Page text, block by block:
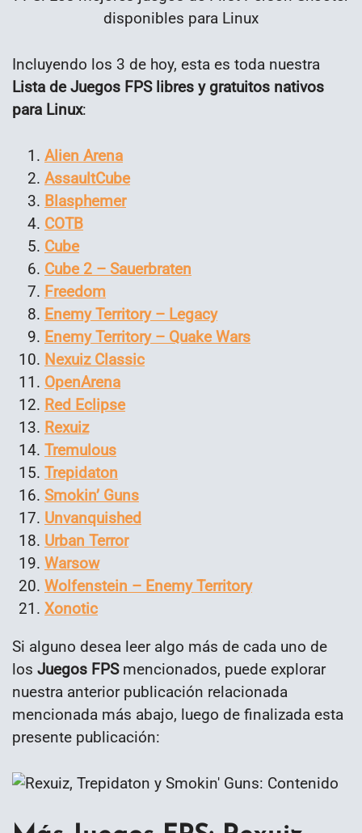
disponibles para Linux
Incluyendo los 3 de hoy, esta es toda nuestra
Lista de Juegos FPS libres y gratuitos nativos
para Linux:
Alien Arena
AssaultCube
Blasphemer
COTB
Cube
Cube 2 – Sauerbraten
Freedom
Enemy Territory – Legacy
Enemy Territory – Quake Wars
Nexuiz Classic
OpenArena
Red Eclipse
Rexuiz
Tremulous
Trepidaton
Smokin’ Guns
Unvanquished
Urban Terror
Warsow
Wolfenstein – Enemy Territory
Xonotic
Si alguno desea leer algo más de cada uno de
los Juegos FPSmencionados, puede explorar
nuestra anterior publicación relacionada
mencionada más abajo, luego de finalizada esta
presente publicación: